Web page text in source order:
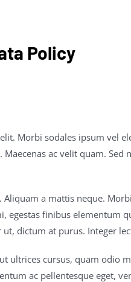
Policy
Morbi sodales ipsum vel
ac velit quam.
Aliquam a mattis neque.
finibus elementum
dictum at purus. Integer
ultrices cursus, quam odio
ac pellentesque eget,